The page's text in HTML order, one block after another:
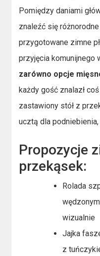
Pomiędzy daniami
znaleźć się
przygotowane zimne
przyjęcia komunijnego
zarówno opcje
każdy gość znalazł
zastawiony stół z
ucztą dla
Propozycje
przekąsek:
Rolada
wizualnie
Jajka
z